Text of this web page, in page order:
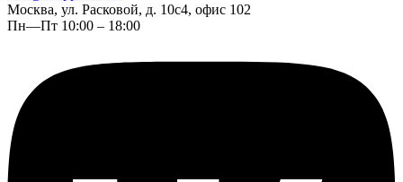
Москва, ул. Расковой, д. 10с4, офис 102
Пн—Пт 10:00 – 18:00